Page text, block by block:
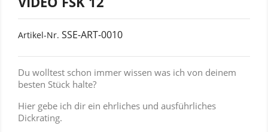
Artikel-Nr. SSE-ART-0010
Du wolltest schon immer wissen was ich von deinem
besten Stück halte?
Hier gebe ich dir ein ehrliches und ausführliches
Dickrating.